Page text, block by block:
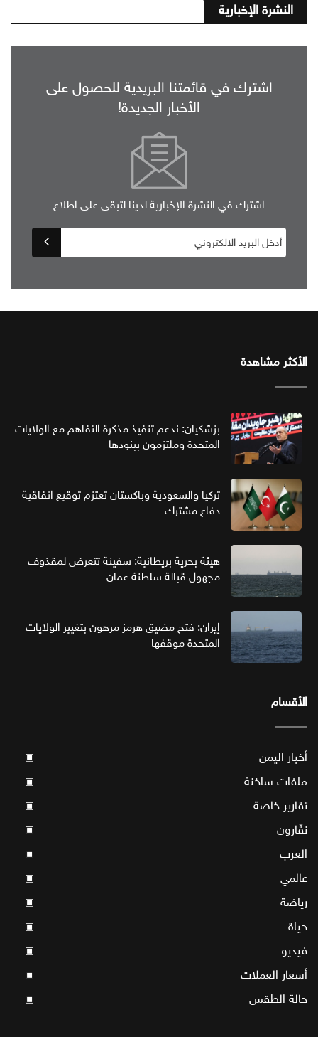
النشرة الإخبارية
اشترك في قائمتنا البريدية للحصول على
الأخبار الجديدة!
اشترك في النشرة الإخبارية لدينا لتبقى على اطلاع
الأكثر مشاهدة
بزشكيان: ندعم تنفيذ مذكرة التفاهم مع الولايات
المتحدة وملتزمون ببنودها
تركيا والسعودية وباكستان تعتزم توقيع اتفاقية
دفاع مشترك
هيئة بحرية بريطانية: سفينة تتعرض لمقذوف
مجهول قبالة سلطنة عمان
إيران: فتح مضيق هرمز مرهون بتغيير الولايات
المتحدة موقفها
الأقسام
أخبار اليمن ▣
ملفات ساخنة ▣
تقارير خاصة ▣
نقّارون ▣
العرب ▣
عالمي ▣
رياضة ▣
حياة ▣
فيديو ▣
أسعار العملات ▣
حالة الطقس ▣